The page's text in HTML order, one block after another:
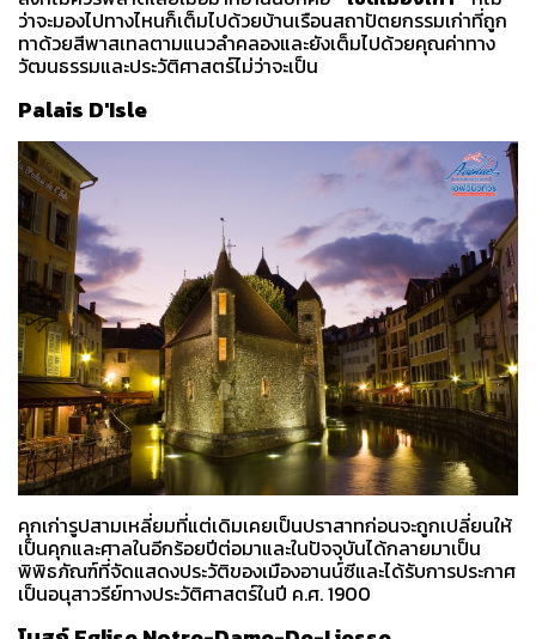
ว่าจะมองไปทางไหนก็เต็มไปด้วยบ้านเรือนสถาปัตยกรรมเก่าที่ถูก
ทาด้วยสีพาสเทลตามแนวลำคลองและยังเต็มไปด้วยคุณค่าทาง
วัฒนธรรมและประวัติศาสตร์ไม่ว่าจะเป็น
Palais D'Isle
คุกเก่ารูปสามเหลี่ยมที่แต่เดิมเคยเป็นปราสาทก่อนจะถูกเปลี่ยนให้
เป็นคุกและศาลในอีกร้อยปีต่อมาและในปัจจุบันได้กลายมาเป็น
พิพิธภัณฑ์ที่จัดแสดงประวัติของเมืองอานน์ซีและได้รับการประกาศ
เป็นอนุสาวรีย์ทางประวัติศาสตร์ในปี ค.ศ. 1900